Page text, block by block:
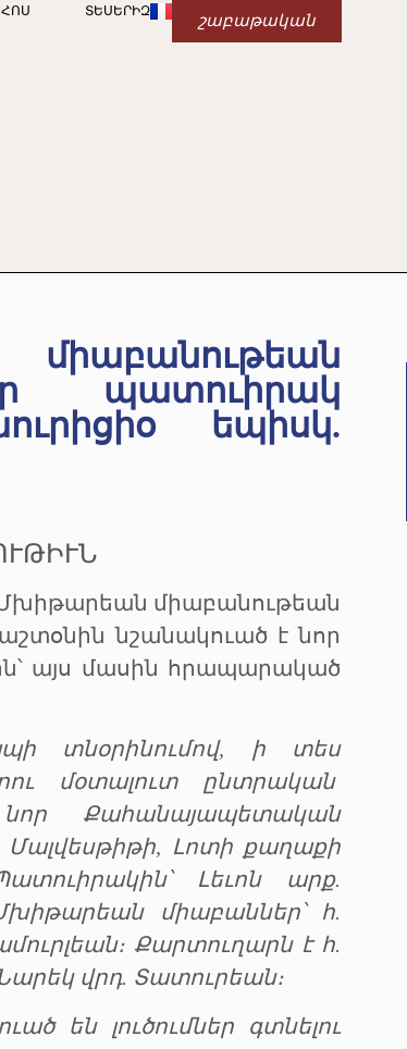
ՏԵՍԵՐԻԶ
շաբաթական
պատուիրակ
եպիսկ.
Մխիթարեան միաբանութեան
նշանակուած է նոր
այս մասին հրապարակած
տնօրինումով, ի տես
մօտալուտ ընտրական
Քահանայապետական
Մալվեսթիթի, Լոտի քաղաքի
Լեւոն արք.
միաբաններ՝ հ.
Քարտուղարն է հ.
վրդ. Տատուրեան։
են լուծումներ գտնելու